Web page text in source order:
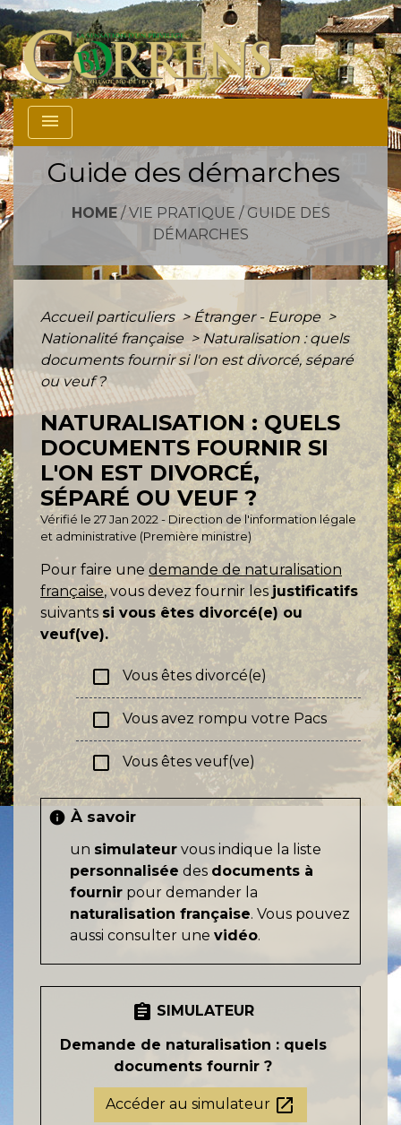
menu
Guide des démarches
HOME/ VIE PRATIQUE / GUIDE DES
DÉMARCHES
Accueil particuliers> Étranger - Europe >
Nationalité française > Naturalisation : quels
documents fournir si l'on est divorcé, séparé
ou veuf ?
NATURALISATION : QUELS
DOCUMENTS FOURNIR SI
L'ON EST DIVORCÉ,
SÉPARÉ OU VEUF ?
Vérifié le 27 Jan 2022 - Direction de l'information légale
et administrative (Première ministre)
Pour faire une demande de naturalisation
française, vous devez fournir les justificatifs
suivantssi vous êtes divorcé(e) ou
veuf(ve).
check_box_outline_blank Vous êtes divorcé(e)
check_box_outline_blank Vous avez rompu votre Pacs
check_box_outline_blank Vous êtes veuf(ve)
info À savoir
un simulateur vous indique la liste
personnalisée des documents à
fournir pour demander la
naturalisation française. Vous pouvez
aussi consulter une vidéo.
assignment SIMULATEUR
Demande de naturalisation : quels
documents fournir ?
Accéder au simulateur open_in_new